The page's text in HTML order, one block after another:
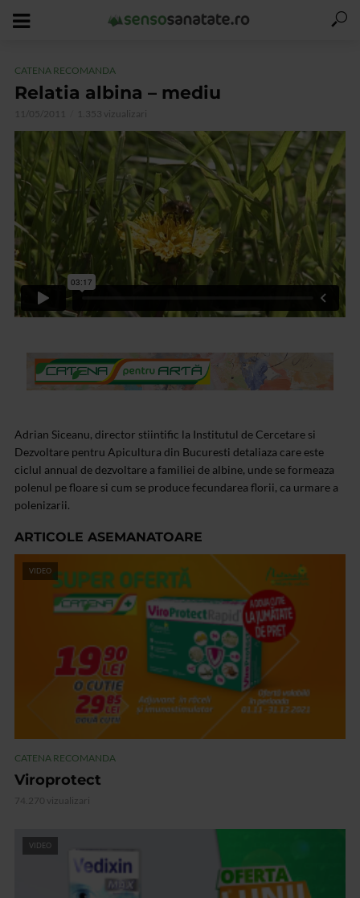
CATENA RECOMANDA
Relatia albina – mediu
11/05/2011 1.353 vizualizari
Adrian Siceanu, director stiintific la Institutul de Cercetare si
Dezvoltare pentru Apicultura din Bucuresti detaliaza care este
ciclul annual de dezvoltare a familiei de albine, unde se formeaza
polenul pe floare si cum se produce fecundarea florii, ca urmare a
polenizarii.
ARTICOLE ASEMANATOARE
VIDEO
CATENA RECOMANDA
Viroprotect
74.270 vizualizari
VIDEO